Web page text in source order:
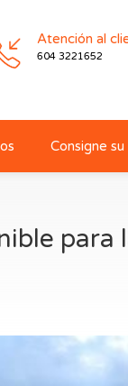
Atención al
604 3221652
Consigne
para